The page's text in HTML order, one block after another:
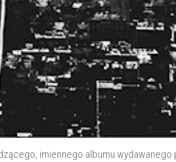
imiennego albumu